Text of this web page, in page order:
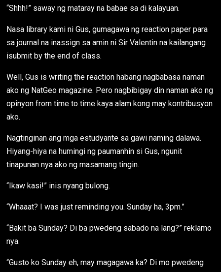
“Shhh!” saway ng mataray na babae sa di kalayuan.
Nasa library kami ni Gus, gumagawa ng reaction paper para
sa journal na inassign sa amin ni Sir Valentin na kailangang
isubmit by the end of class.
Well, Gus is writing the reaction habang nagbabasa naman
ako ng NatGeo magazine. Pero nagbibigay din naman ako ng
opinyon from time to time kaya alam kong may kontribusyon
ako.
Nagtinginan ang mga estudyante sa gawi naming dalawa.
Hiyang-hiya na humingi ng paumanhin si Gus, ngunit
tinapunan nya ako ng masamang tingin.
“Ikaw kasi!” inis nyang bulong.
“Whaaat? I was just reminding you. Sunday ha, 3pm.”
“Bakit ba Sunday? Di ba pwedeng sabado na lang?” reklamo
nya.
“Gusto ko Sunday eh, may magagawa ka? Di mo pwedeng